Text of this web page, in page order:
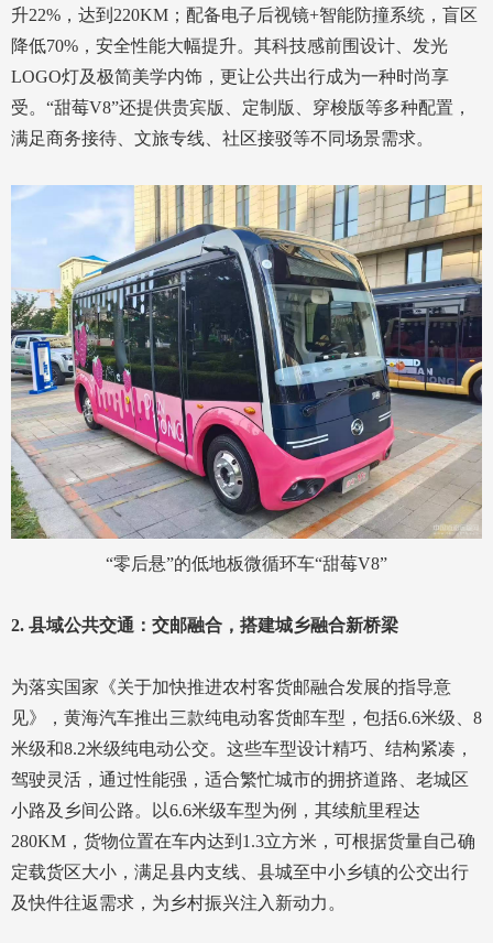
升22%，达到220KM；配备电子后视镜+智能防撞系统，盲区
降低70%，安全性能大幅提升。其科技感前围设计、发光
LOGO灯及极简美学内饰，更让公共出行成为一种时尚享
受。“甜莓V8”还提供贵宾版、定制版、穿梭版等多种配置，
满足商务接待、文旅专线、社区接驳等不同场景需求。
“零后悬”的低地板微循环车“甜莓V8”
2. 县域公共交通：交邮融合，搭建城乡融合新桥梁
为落实国家《关于加快推进农村客货邮融合发展的指导意
见》，黄海汽车推出三款纯电动客货邮车型，包括6.6米级、8
米级和8.2米级纯电动公交。这些车型设计精巧、结构紧凑，
驾驶灵活，通过性能强，适合繁忙城市的拥挤道路、老城区
小路及乡间公路。以6.6米级车型为例，其续航里程达
280KM，货物位置在车内达到1.3立方米，可根据货量自己确
定载货区大小，满足县内支线、县城至中小乡镇的公交出行
及快件往返需求，为乡村振兴注入新动力。